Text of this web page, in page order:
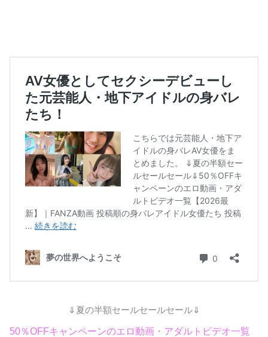
⇓夏の半額セールセールセール⇓
50％OFFキャンペーンのエロ動画・アダルトビデオ一覧